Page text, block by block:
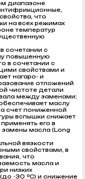
диапазоне
что
на всех режимах
температур
сочетании с
повышенную
в сочетании с
свойствами и
нагаро- и
отложений
чистоте детали
между заменами;
маслу
счет пониженной
вспышки снижает
его в
замены масла (Long
вязкости
свойствами, в
что
масла и
низких
-30 ºC) и снижение